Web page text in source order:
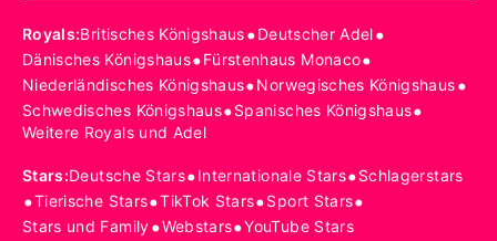
Royals:Britisches Königshaus•Deutscher Adel•
Dänisches Königshaus•Fürstenhaus Monaco•
Niederländisches Königshaus•Norwegisches Königshaus•
Schwedisches Königshaus•Spanisches Königshaus•
Weitere Royals und Adel
Stars:Deutsche Stars•Internationale Stars•Schlagerstars
•Tierische Stars•TikTok Stars•Sport Stars•
Stars und Family•Webstars•YouTube Stars